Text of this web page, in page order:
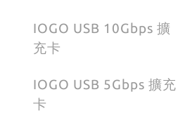
IOGO USB 10Gbps 擴
充卡
IOGO USB 5Gbps 擴充
卡